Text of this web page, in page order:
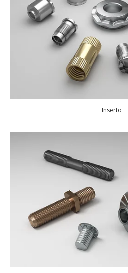
Inserto